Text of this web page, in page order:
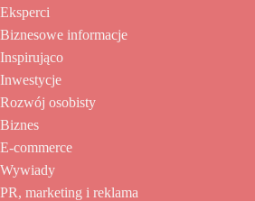
Eksperci
Biznesowe informacje
Inspirująco
Inwestycje
Rozwój osobisty
Biznes
E-commerce
Wywiady
PR, marketing i reklama